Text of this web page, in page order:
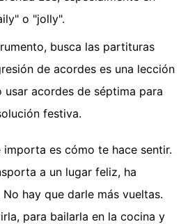
o "jolly".
busca las partituras
de acordes es una lección
acordes de séptima para
festiva.
es cómo te hace sentir.
a un lugar feliz, ha
hay que darle más vueltas.
para bailarla en la cocina y